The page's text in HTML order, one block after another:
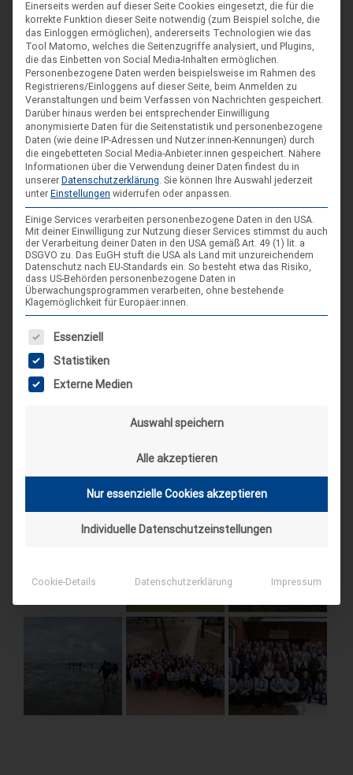
DIE NÄCHSTEN VERANSTALTUNGEN
ARR|JEL Sommertreffen 2026
21. Aug. 26
Blankenburg (Harz)-Wienrode
Landes-NAP 2026
4. Sep. 26
Hameln
04
Sep.
Spieleseminar - Werde zur Spielfigur“ -
Spiele im XXL-Format
4. Sep. 26
Suderburg
AKTUELLE BEITRÄGE AUF INSTAGRAM
Einerseits werden auf dieser Seite Cookies eingesetzt, die für die
korrekte Funktion dieser Seite notwendig (zum Beispiel solche, die
das Einloggen ermöglichen), andererseits Technologien wie das
Tool Matomo, welches die Seitenzugriffe analysiert, und Plugins,
die das Einbetten von Social Media-Inhalten ermöglichen.
Personenbezogene Daten werden beispielsweise im Rahmen des
Registrierens/Einloggens auf dieser Seite, beim Anmelden zu
Veranstaltungen und beim Verfassen von Nachrichten gespeichert.
Darüber hinaus werden bei entsprechender Einwilligung
anonymisierte Daten für die Seitenstatistik und personenbezogene
Daten (wie deine IP-Adressen und Nutzer:innen-Kennungen) durch
die eingebetteten Social Media-Anbieter:innen gespeichert. Nähere
Informationen über die Verwendung deiner Daten findest du in
unserer Datenschutzerklärung. Sie können Ihre Auswahl jederzeit
unter Einstellungen widerrufen oder anpassen.
Einige Services verarbeiten personenbezogene Daten in den USA.
Mit deiner Einwilligung zur Nutzung dieser Services stimmst du auch
der Verarbeitung deiner Daten in den USA gemäß Art. 49 (1) lit. a
DSGVO zu. Das EuGH stuft die USA als Land mit unzureichendem
Datenschutz nach EU-Standards ein. So besteht etwa das Risiko,
dass US-Behörden personenbezogene Daten in
Überwachungsprogrammen verarbeiten, ohne bestehende
Klagemöglichkeit für Europäer:innen.
Es folgt eine Liste der Service-Gruppen, für die eine
Essenziell
Statistiken
Externe Medien
Auswahl speichern
Alle akzeptieren
Nur essenzielle Cookies akzeptieren
Individuelle Datenschutzeinstellungen
Cookie-Details Datenschutzerklärung Impressum